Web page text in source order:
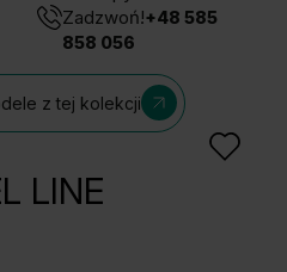
Zadzwoń!+48 585
858 056
z tej kolekcji
LINE